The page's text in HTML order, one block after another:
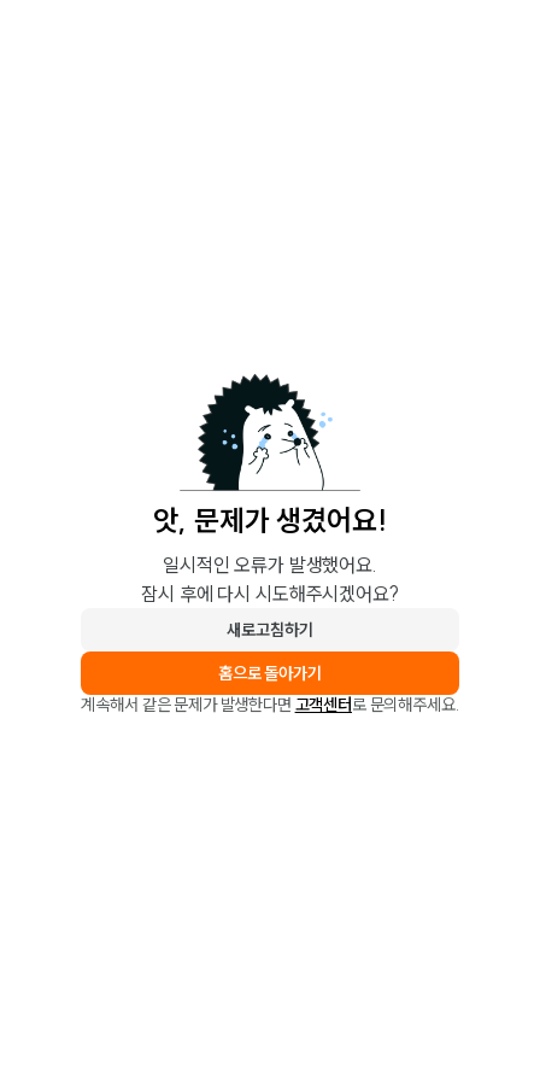
앗, 문제가 생겼어요!
일시적인 오류가 발생했어요.
잠시 후에 다시 시도해주시겠어요?
새로고침하기
홈으로 돌아가기
계속해서 같은 문제가 발생한다면 고객센터로 문의해주세요.